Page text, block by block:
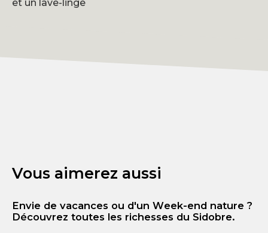
et un lave-linge
Vous aimerez aussi
Envie de vacances ou d'un Week-end nature ?
Découvrez toutes les richesses du Sidobre.